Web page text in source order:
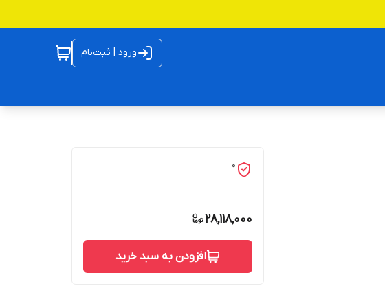
ورود | ثبت‌نام
0
28,118,000
افزودن به سبد خرید